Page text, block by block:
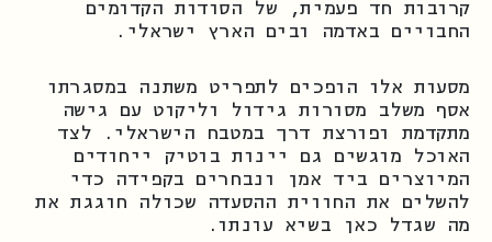
קרובות חד פעמית, של הסודות הקדומים
החבויים באדמה ובים הארץ ישראלי.
מסעות אלו הופכים לתפריט משתנה במסגרתו
אסף משלב מסורות גידול וליקוט עם גישה
מתקדמת ופורצת דרך במטבח הישראלי. לצד
האוכל מוגשים גם יינות בוטיק ייחודים
המיוצרים ביד אמן ונבחרים בקפידה כדי
להשלים את החווית ההסעדה שכולה חוגגת את
מה שגדל כאן בשיא עונתו.